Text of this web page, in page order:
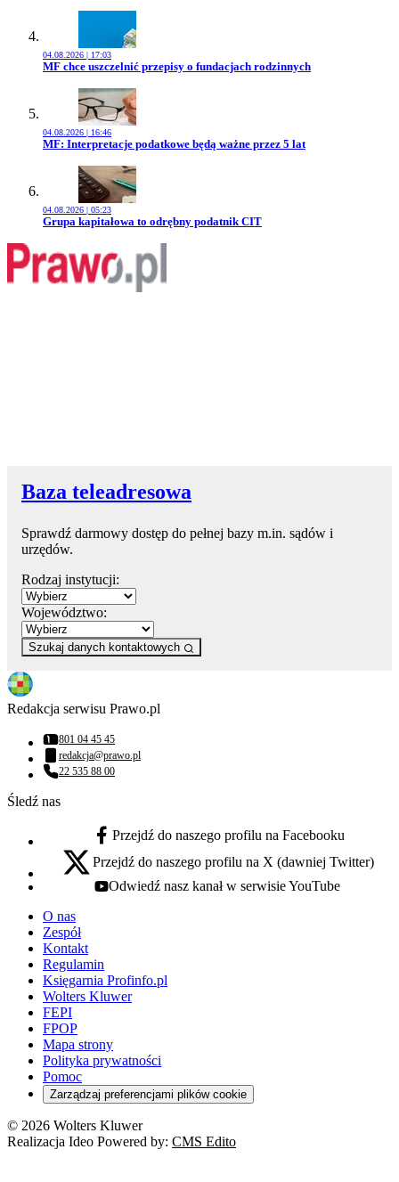
04.08.2026 | 17:03
Przejdź do artykułu:
MF chce uszczelnić przepisy o fundacjach rodzinnych
04.08.2026 | 16:46
Przejdź do artykułu:
MF: Interpretacje podatkowe będą ważne przez 5 lat
04.08.2026 | 05:23
Przejdź do artykułu:
Grupa kapitałowa to odrębny podatnik CIT
Baza teleadresowa
Sprawdź darmowy dostęp do pełnej bazy m.in. sądów i
urzędów.
Rodzaj instytucji:
Województwo:
Szukaj danych kontaktowych
Redakcja serwisu Prawo.pl
Numer telefonu:
801 04 45 45
Adres email:
redakcja@prawo.pl
Numer telefonu:
22 535 88 00
Śledź nas
facebook - otwiera się w nowej karcie
Przejdź do naszego profilu na Facebooku
x - otwiera się w nowej karcie
Przejdź do naszego profilu na X (dawniej Twitter)
youtube - otwiera się w nowej karcie
Odwiedź nasz kanał w serwisie YouTube
O nas
Zespół
Kontakt
Regulamin
Księgarnia Profinfo.pl
Wolters Kluwer
FEPI
FPOP
Mapa strony
Polityka prywatności
Pomoc
Zarządzaj preferencjami plików cookie
© 2026 Wolters Kluwer
Realizacja Ideo Powered by: CMS Edito